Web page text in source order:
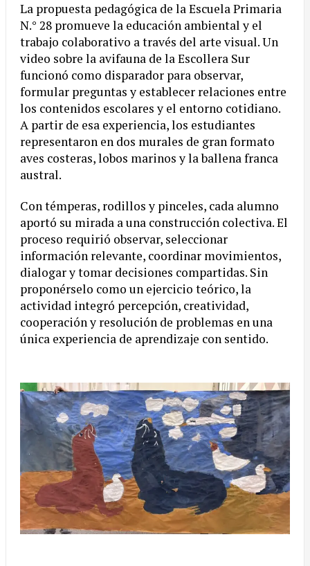
La propuesta pedagógica de la Escuela Primaria
N.° 28 promueve la educación ambiental y el
trabajo colaborativo a través del arte visual. Un
video sobre la avifauna de la Escollera Sur
funcionó como disparador para observar,
formular preguntas y establecer relaciones entre
los contenidos escolares y el entorno cotidiano.
A partir de esa experiencia, los estudiantes
representaron en dos murales de gran formato
aves costeras, lobos marinos y la ballena franca
austral.
Con témperas, rodillos y pinceles, cada alumno
aportó su mirada a una construcción colectiva. El
proceso requirió observar, seleccionar
información relevante, coordinar movimientos,
dialogar y tomar decisiones compartidas. Sin
proponérselo como un ejercicio teórico, la
actividad integró percepción, creatividad,
cooperación y resolución de problemas en una
única experiencia de aprendizaje con sentido.